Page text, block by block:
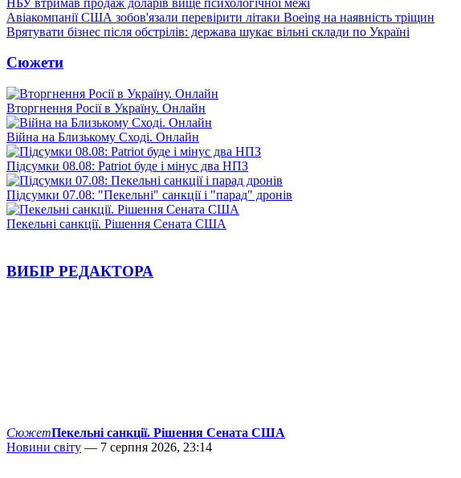
Авіакомпанії США зобов'язали перевірити літаки Boeing на наявність тріщин
Врятувати бізнес після обстрілів: держава шукає вільні склади по Україні
Сюжети
Вторгнення Росії в Україну. Онлайн
Війна на Близькому Сході. Онлайн
Підсумки 08.08: Patriot буде і мінус два НПЗ
Підсумки 07.08: "Пекельні" санкції і "парад" дронів
Пекельні санкції. Рішення Сената США
ВИБІР РЕДАКТОРА
СюжетПекельні санкції. Рішення Сената США
Новини світу — 7 серпня 2026, 23:14